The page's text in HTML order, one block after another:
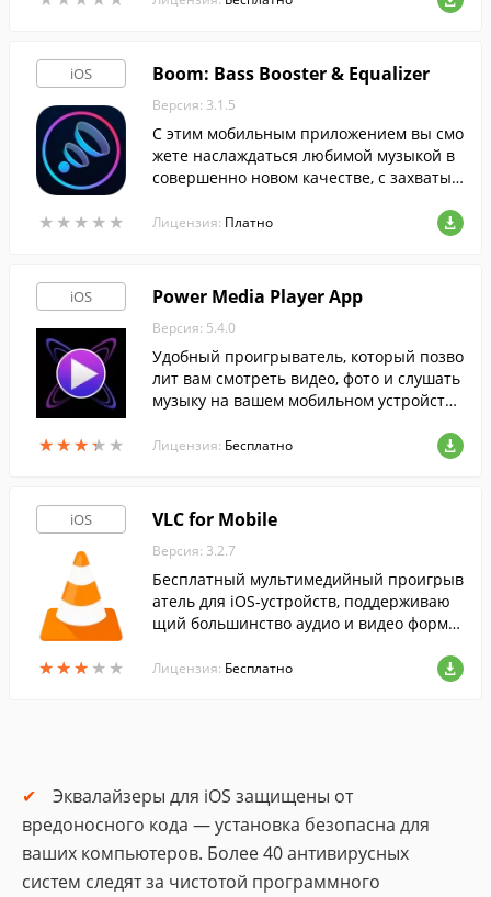
iOS
★ ★ ★ ★ ★
★ ★ ★ ★ ★
Boom: Bass Booster & Equalizer
Версия: 3.1.5
С этим мобильным приложением вы смо
жете наслаждаться любимой музыкой в ​​
совершенно новом качестве, с захватыв
и басами.
Лицензия: Платно
iOS
★★★★ ★
★★★★ ★
Power Media Player App
Версия: 5.4.0
Удобный проигрыватель, который позво
лит вам смотреть видео, фото и слушать
музыку на вашем мобильном устройств
Лицензия: Бесплатно
iOS
★★★ ★ ★
★★★ ★ ★
VLC for Mobile
Версия: 3.2.7
Бесплатный мультимедийный проигрыв
атель для iOS-устройств, поддерживаю
щий большинство аудио и видео форма
овать данные с облачными хранилища
Лицензия: Бесплатно
Эквалайзеры для iOS защищены от
вредоносного кода — установка безопасна для
ваших компьютеров. Более 40 антивирусных
систем следят за чистотой программного